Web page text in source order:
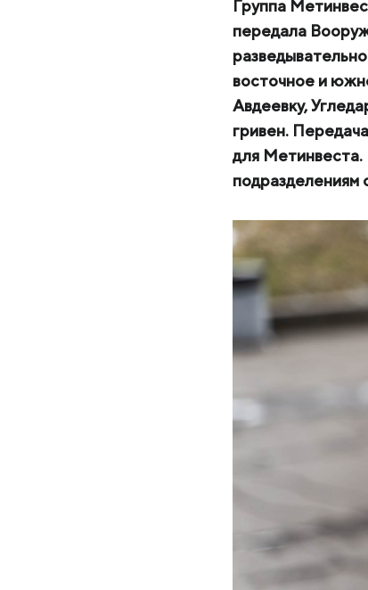
Метинвест-Ресурс
Metinvest Tubular Iași
Прислать запрос
Группа
передала
восточное и
Авдеевку,
гривен.
для Метинвеста.
подразделениям